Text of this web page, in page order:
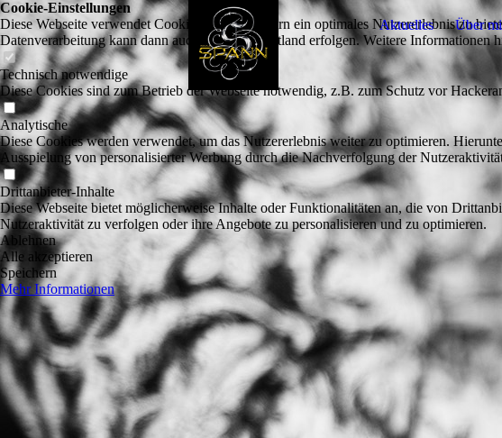
Aktuelles Über
Cookie-Einstellungen
Diese Webseite verwendet Cookies, um Besuchern ein optimales Nutzererlebnis zu
Datenverarbeitung kann dann auch in einem Drittland erfolgen. Weitere Informationen
Technisch notwendige
Diese Cookies sind zum Betrieb der Webseite notwendig, z.B. zum Schutz vor
Analytische
Diese Cookies werden verwendet, um das Nutzererlebnis weiter zu optimieren.
Ausspielung von personalisierter Werbung durch die Nachverfolgung der
Drittanbieter-Inhalte
Diese Webseite bietet möglicherweise Inhalte oder Funktionalitäten an, die von
Nutzeraktivität zu verfolgen oder ihre Angebote zu personalisieren und zu optimieren.
Ablehnen
Alle akzeptieren
Speichern
Mehr Informationen